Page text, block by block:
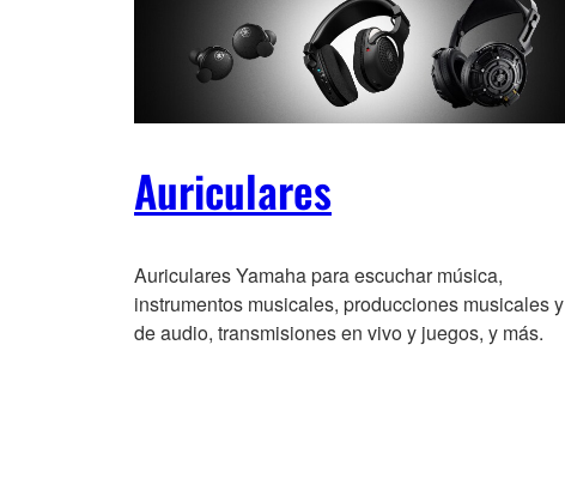
Auriculares
Auriculares Yamaha para escuchar música,
instrumentos musicales, producciones musicales y
de audio, transmisiones en vivo y juegos, y más.